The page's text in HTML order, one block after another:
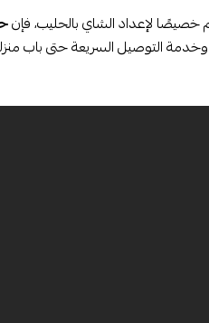
لإعداد الشاي بالحليب، فإن
وخدمة التوصيل السريعة حتى باب